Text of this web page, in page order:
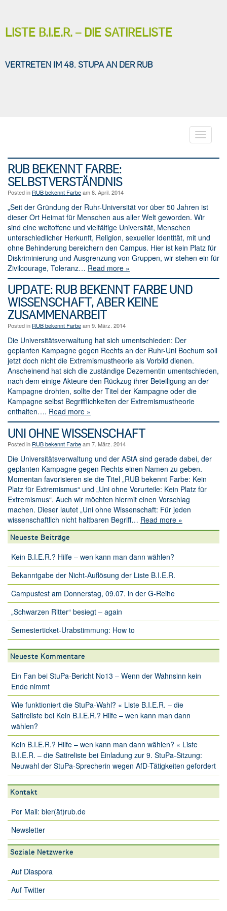
LISTE B.I.E.R. – DIE SATIRELISTE
VERTRETEN IM 48. STUPA AN DER RUB
Toggle
RUB BEKENNT FARBE:
SELBSTVERSTÄNDNIS
Posted in RUB bekennt Farbeam 8. April. 2014
„Seit der Gründung der Ruhr-Universität vor über 50 Jahren ist
dieser Ort Heimat für Menschen aus aller Welt geworden. Wir
sind eine weltoffene und vielfältige Universität, Menschen
unterschiedlicher Herkunft, Religion, sexueller Identität, mit und
ohne Behinderung bereichern den Campus. Hier ist kein Platz für
Diskriminierung und Ausgrenzung von Gruppen, wir stehen ein für
Zivilcourage, Toleranz… Read more »
UPDATE: RUB BEKENNT FARBE UND
WISSENSCHAFT, ABER KEINE
ZUSAMMENARBEIT
Posted in RUB bekennt Farbeam 9. März. 2014
Die Universitätsverwaltung hat sich umentschieden: Der
geplanten Kampagne gegen Rechts an der Ruhr-Uni Bochum soll
jetzt doch nicht die Extremismustheorie als Vorbild dienen.
Anscheinend hat sich die zuständige Dezernentin umentschieden,
nach dem einige Akteure den Rückzug ihrer Beteiligung an der
Kampagne drohten, sollte der Titel der Kampagne oder die
Kampagne selbst Begrifflichkeiten der Extremismustheorie
enthalten…. Read more »
UNI OHNE WISSENSCHAFT
Posted in RUB bekennt Farbeam 7. März. 2014
Die Universitätsverwaltung und der AStA sind gerade dabei, der
geplanten Kampagne gegen Rechts einen Namen zu geben.
Momentan favorisieren sie die Titel „RUB bekennt Farbe: Kein
Platz für Extremismus“ und „Uni ohne Vorurteile: Kein Platz für
Extremismus“. Auch wir möchten hiermit einen Vorschlag
machen. Dieser lautet „Uni ohne Wissenschaft: Für jeden
wissenschaftlich nicht haltbaren Begriff… Read more »
Neueste Beiträge
Kein B.I.E.R.? Hilfe – wen kann man dann wählen?
Bekanntgabe der Nicht-Auflösung der Liste B.I.E.R.
Campusfest am Donnerstag, 09.07. in der G-Reihe
„Schwarzen Ritter“ besiegt – again
Semesterticket-Urabstimmung: How to
Neueste Kommentare
Ein Fan bei StuPa-Bericht No13 – Wenn der Wahnsinn kein
Ende nimmt
Wie funktioniert die StuPa-Wahl? « Liste B.I.E.R. – die
Satireliste bei Kein B.I.E.R.? Hilfe – wen kann man dann
wählen?
Kein B.I.E.R.? Hilfe – wen kann man dann wählen? « Liste
B.I.E.R. – die Satireliste bei Einladung zur 9. StuPa-Sitzung:
Neuwahl der StuPa-Sprecherin wegen AfD-Tätigkeiten gefordert
Kontakt
Per Mail: bier(ät)rub.de
Newsletter
Soziale Netzwerke
Auf Diaspora
Auf Twitter